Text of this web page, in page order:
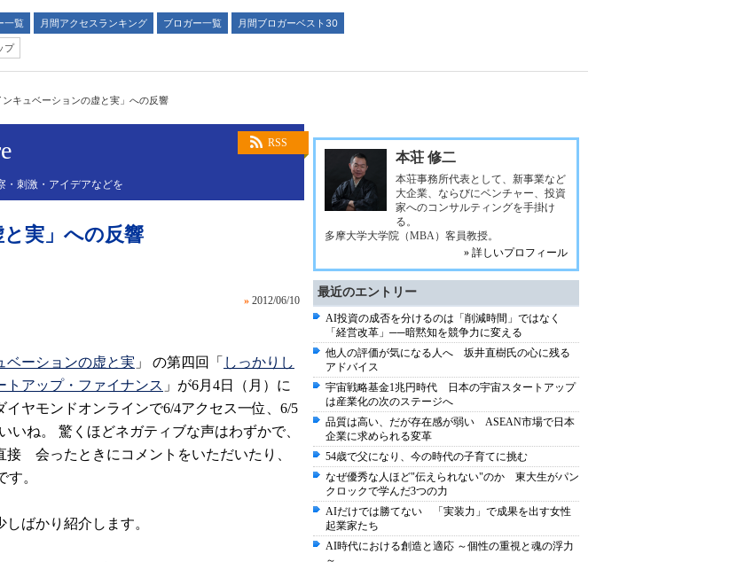
一覧 月間アクセスランキング ブロガー一覧
月間ブロガーベスト30
プ
ンキュベーションの虚と実」への反響
RSS
・刺激・アイデアなどを
実」への反響
» 2012/06/10
ベーションの虚と実 」 の第四回「 しっかりし
アップ・ファイナンス 」が6月4日（月）に
イヤモンドオンラインで6/4アクセス一位、6/5
いね。 驚くほどネガティブな声はわずかで、
会ったときにコメントをいただいたり、
す。
ばかり紹介します。
本荘 修二
本荘事務所代表として、新事業など
大企業、ならびにベンチャー、投資
家へのコンサルティングを手掛け
る。
多摩大学大学院（MBA）客員教授。
» 詳しいプロフィール
最近のエントリー
AI投資の成否を分けるのは「削減時間」ではなく
「経営改革」──暗黙知を競争力に変える
他人の評価が気になる人へ 坂井直樹氏の心に残る
アドバイス
宇宙戦略基金1兆円時代 日本の宇宙スタートアップ
は産業化の次のステージへ
品質は高い、だが存在感が弱い ASEAN市場で日本
企業に求められる変革
54歳で父になり、今の時代の子育てに挑む
なぜ優秀な人ほど"伝えられない"のか 東大生がパン
クロックで学んだ3つの力
AIだけでは勝てない 「実装力」で成果を出す女性
起業家たち
AI時代における創造と適応 ～個性の重視と魂の浮力